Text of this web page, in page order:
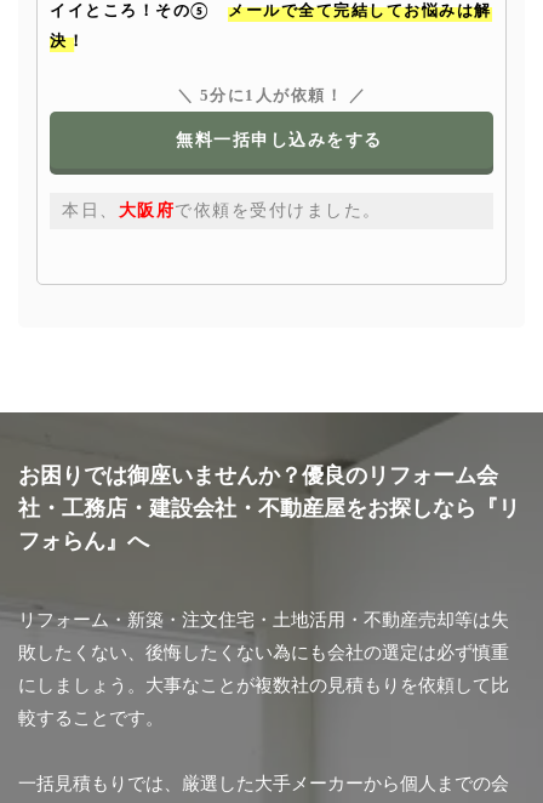
イイところ！その⑤
メールで全て完結してお悩みは解
決！
＼ 5分に1人が依頼！ ／
無料一括申し込みをする
本日、 大阪府で依頼を受付けました。
お困りでは御座いませんか？優良のリフォーム会
社・工務店・建設会社・不動産屋をお探しなら『リ
フォらん』へ
リフォーム・新築・注文住宅・土地活用・不動産売却等は失
敗したくない、後悔したくない為にも会社の選定は必ず慎重
にしましょう。大事なことが複数社の見積もりを依頼して比
較することです。
一括見積もりでは、厳選した大手メーカーから個人までの会